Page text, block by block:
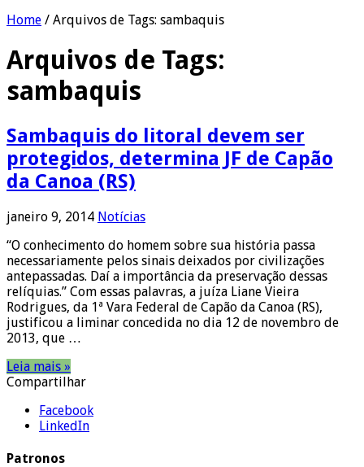
Home / Arquivos de Tags: sambaquis
Arquivos de Tags:
sambaquis
Sambaquis do litoral devem ser
protegidos, determina JF de Capão
da Canoa (RS)
janeiro 9, 2014 Notícias
“O conhecimento do homem sobre sua história passa
necessariamente pelos sinais deixados por civilizações
antepassadas. Daí a importância da preservação dessas
relíquias.” Com essas palavras, a juíza Liane Vieira
Rodrigues, da 1ª Vara Federal de Capão da Canoa (RS),
justificou a liminar concedida no dia 12 de novembro de
2013, que …
Leia mais »
Compartilhar
Facebook
LinkedIn
Patronos